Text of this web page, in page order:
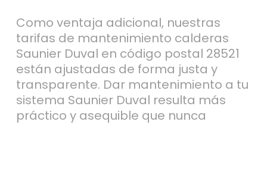
Como ventaja adicional, nuestras
tarifas de mantenimiento calderas
Saunier Duval en código postal 28521
están ajustadas de forma justa y
transparente. Dar mantenimiento a tu
sistema Saunier Duval resulta más
práctico y asequible que nunca